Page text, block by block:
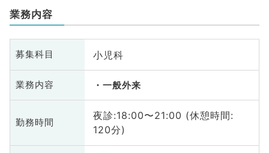
業務内容
募集科目 小児科
業務内容 一般外来
勤務時間
夜診:18:00〜21:00 (休憩時間:
120分)